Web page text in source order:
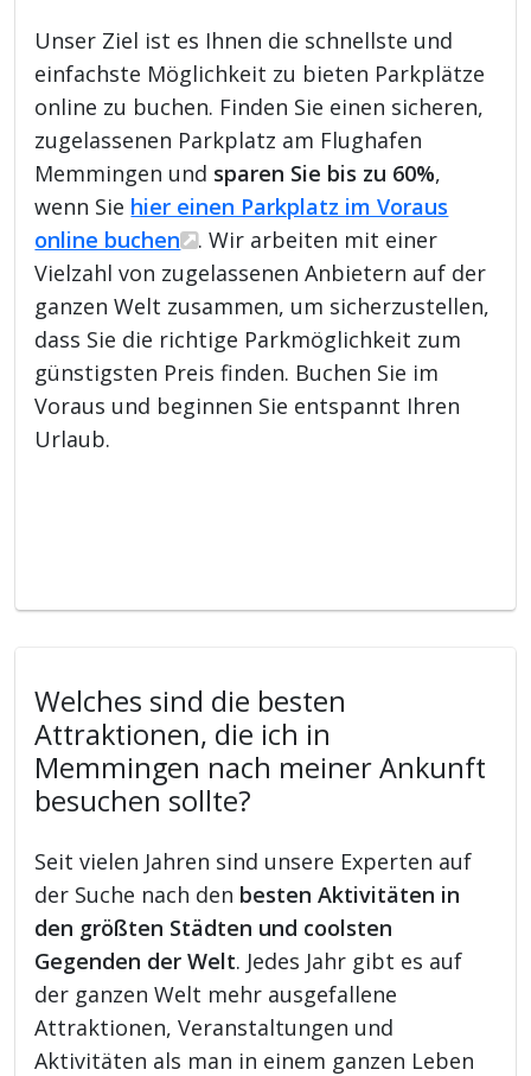
Unser Ziel ist es Ihnen die schnellste und
einfachste Möglichkeit zu bieten Parkplätze
online zu buchen. Finden Sie einen sicheren,
zugelassenen Parkplatz am Flughafen
Memmingen und sparen Sie bis zu 60%,
wenn Sie hier einen Parkplatz im Voraus
online buchen
. Wir arbeiten mit einer
Vielzahl von zugelassenen Anbietern auf der
ganzen Welt zusammen, um sicherzustellen,
dass Sie die richtige Parkmöglichkeit zum
günstigsten Preis finden. Buchen Sie im
Voraus und beginnen Sie entspannt Ihren
Urlaub.
Welches sind die besten
Attraktionen, die ich in
Memmingen nach meiner Ankunft
besuchen sollte?
Seit vielen Jahren sind unsere Experten auf
der Suche nach den besten Aktivitäten in
den größten Städten und coolsten
Gegenden der Welt. Jedes Jahr gibt es auf
der ganzen Welt mehr ausgefallene
Attraktionen, Veranstaltungen und
Aktivitäten als man in einem ganzen Leben